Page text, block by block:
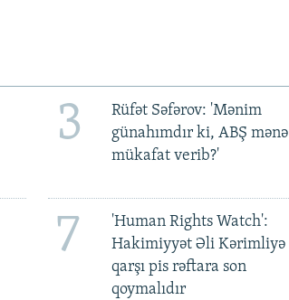
3
Rüfət Səfərov: 'Mənim
günahımdır ki, ABŞ mənə
mükafat verib?'
7
'Human Rights Watch':
Hakimiyyət Əli Kərimliyə
qarşı pis rəftara son
qoymalıdır